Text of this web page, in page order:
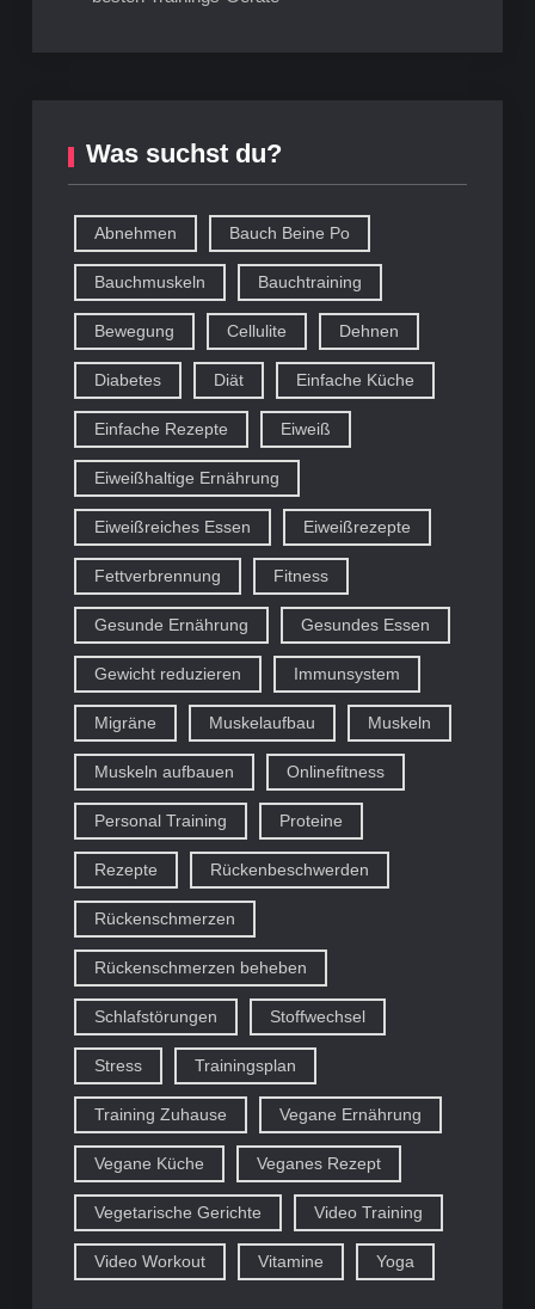
Was suchst du?
Abnehmen Bauch Beine Po
Bauchmuskeln Bauchtraining
Bewegung Cellulite Dehnen
Diabetes Diät Einfache Küche
Einfache Rezepte Eiweiß
Eiweißhaltige Ernährung
Eiweißreiches Essen Eiweißrezepte
Fettverbrennung Fitness
Gesunde Ernährung Gesundes Essen
Gewicht reduzieren Immunsystem
Migräne Muskelaufbau Muskeln
Muskeln aufbauen Onlinefitness
Personal Training Proteine
Rezepte Rückenbeschwerden
Rückenschmerzen
Rückenschmerzen beheben
Schlafstörungen Stoffwechsel
Stress Trainingsplan
Training Zuhause Vegane Ernährung
Vegane Küche Veganes Rezept
Vegetarische Gerichte Video Training
Video Workout Vitamine Yoga